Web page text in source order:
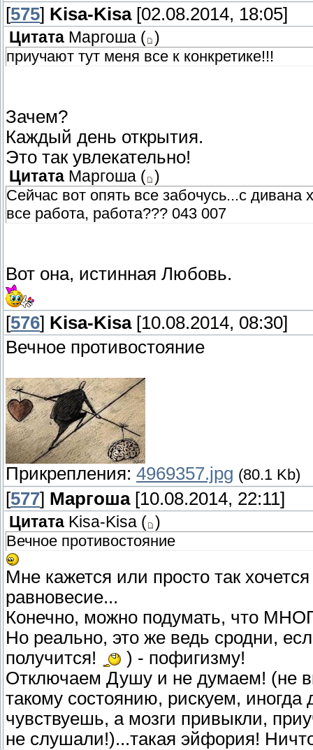
[575] Kisa-Kisa[02.08.2014, 18:05]
Цитата Маргоша ( )
приучают тут меня все к конкретике!!!
Зачем?
Каждый день открытия.
Это так увлекательно!
Цитата Маргоша ( )
Сейчас вот опять все забочусь...с
все работа, работа??? 043 007
Вот она, истинная Любовь.
[576] Kisa-Kisa[10.08.2014, 08:30]
Вечное противостояние
Прикрепления: 4969357.jpg (80.1 Kb)
[577] Маргоша[10.08.2014, 22:11]
Цитата Kisa-Kisa ( )
Вечное противостояние
Мне кажется или просто так
равновесие...
Конечно, можно подумать, что
Но реально, это же ведь сродни,
получится!
) - пофигизму!
Отключаем Душу и не думаем! (не
такому состоянию, рискуем,
чувствуешь, а мозги привыкли,
не слушали!)...такая эйфория!